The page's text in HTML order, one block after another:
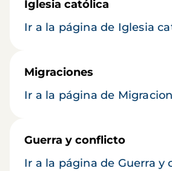
Iglesia católica
Ir a la página de Iglesia
Migraciones
Ir a la página de
Guerra y conflicto
Ir a la página de Guerra y